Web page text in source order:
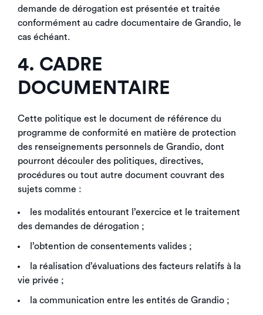
demande de dérogation est présentée et traitée
conformément au cadre documentaire de Grandio, le
cas échéant.
4. CADRE
DOCUMENTAIRE
Cette politique est le document de référence du
programme de conformité en matière de protection
des renseignements personnels de Grandio, dont
pourront découler des politiques, directives,
procédures ou tout autre document couvrant des
sujets comme :
les modalités entourant l’exercice et le traitement
des demandes de dérogation ;
l’obtention de consentements valides ;
la réalisation d’évaluations des facteurs relatifs à la
vie privée ;
la communication entre les entités de Grandio ;